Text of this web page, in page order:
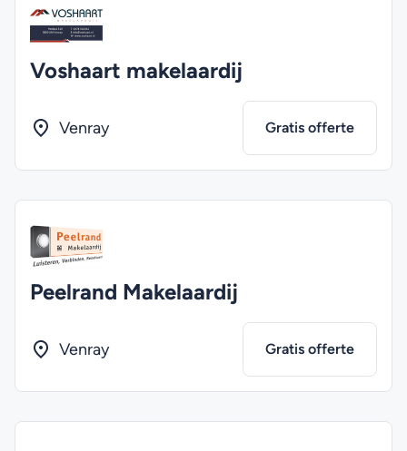
Voshaart makelaardij
Venray Gratis offerte
Peelrand Makelaardij
Venray Gratis offerte